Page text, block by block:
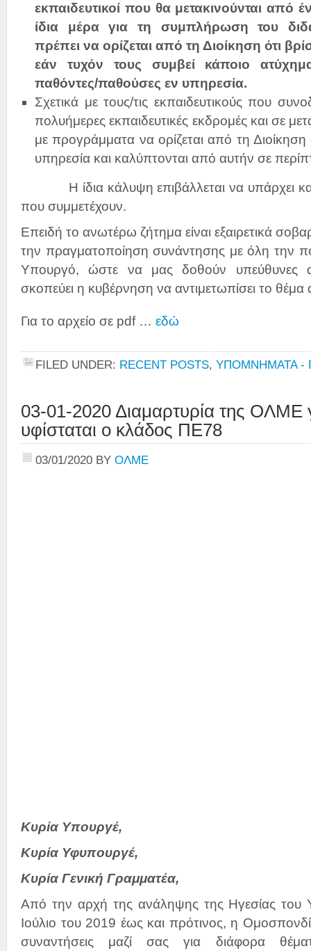
εκπαιδευτικοί που θα μετακινούνται από
ίδια μέρα για τη συμπλήρωση του
πρέπει να ορίζεται από τη Διοίκηση ότι
εάν τυχόν τους συμβεί κάποιο
παθόντες/παθούσες εν υπηρεσία.
Σχετικά με τους/τις εκπαιδευτικούς που
πολυήμερες εκπαιδευτικές εκδρομές και σε
με προγράμματα να ορίζεται από τη
υπηρεσία και καλύπτονται από αυτήν σε
Η ίδια κάλυψη επιβάλλεται να υπάρχει και
που συμμετέχουν.
Επειδή το ανωτέρω ζήτημα είναι εξαιρετικά
την πραγματοποίηση συνάντησης με όλη την
Υπουργό, ώστε να μας δοθούν υπεύθυνες
σκοπεύει η κυβέρνηση να αντιμετωπίσει το θέμα
Για το αρχείο σε pdf … εδώ
FILED UNDER: RECENT POSTS, ΥΠΟΜΝΗΜΑΤΑ -
03-01-2020 Διαμαρτυρία της ΟΛΜΕ
υφίσταται ο κλάδος ΠΕ78
03/01/2020 BY ΟΛΜΕ
Κυρία Υπουργέ,
Κυρία Υφυπουργέ,
Κυρία Γενική Γραμματέα,
Από την αρχή της ανάληψης της Ηγεσίας του
Ιούλιο του 2019 έως και πρότινος, η
συναντήσεις μαζί σας για διάφορα